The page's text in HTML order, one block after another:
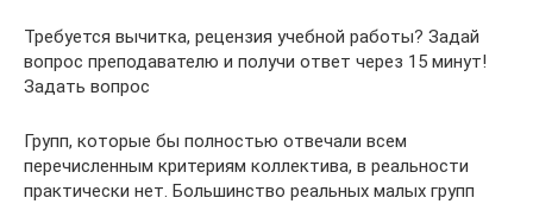
Требуется вычитка, рецензия учебной работы? Задай
вопрос преподавателю и получи ответ через 15 минут!
Задать вопрос
Групп, которые бы полностью отвечали всем
перечисленным критериям коллектива, в реальности
практически нет. Большинство реальных малых групп